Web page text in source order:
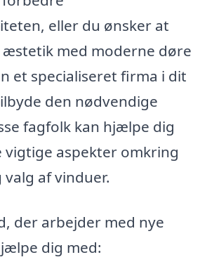
eller du ønsker at
med moderne døre
et specialiseret firma i dit
den nødvendige
fagfolk kan hjælpe dig
aspekter omkring
af vinduer.
der arbejder med nye
dig med: